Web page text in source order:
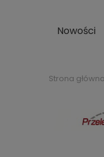
Nowości
Strona główna